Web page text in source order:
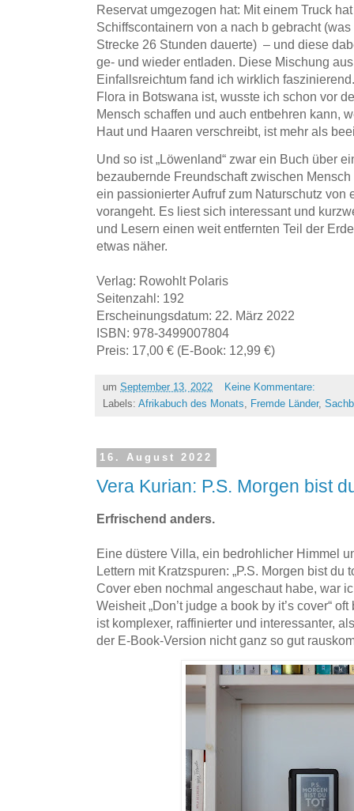
Reservat umgezogen hat: Mit einem Truck
Schiffscontainern von a nach b gebracht
Strecke 26 Stunden dauerte) – und diese
ge- und wieder entladen. Diese Mischung
Einfallsreichtum fand ich wirklich
Flora in Botswana ist, wusste ich schon vor
Mensch schaffen und auch entbehren kann,
Haut und Haaren verschreibt, ist mehr als
Und so ist „Löwenland“ zwar ein Buch über
bezaubernde Freundschaft zwischen
ein passionierter Aufruf zum Naturschutz von
vorangeht. Es liest sich interessant und
und Lesern einen weit entfernten Teil der
etwas näher.
Verlag: Rowohlt Polaris
Seitenzahl: 192
Erscheinungsdatum: 22. März 2022
ISBN: 978-3499007804
Preis: 17,00 € (E-Book: 12,99 €)
um September 13, 2022
Keine Kommentare:
Labels: Afrikabuch des Monats Fremde Länder,
16. August 2022
Vera Kurian: P.S. Morgen bist
Erfrischend anders.
Eine düstere Villa, ein bedrohlicher Himmel
Lettern mit Kratzspuren: „P.S. Morgen bist du
Cover eben nochmal angeschaut habe, war
Weisheit „Don’t judge a book by it’s cover“
ist komplexer, raffinierter und interessanter,
der E-Book-Version nicht ganz so gut